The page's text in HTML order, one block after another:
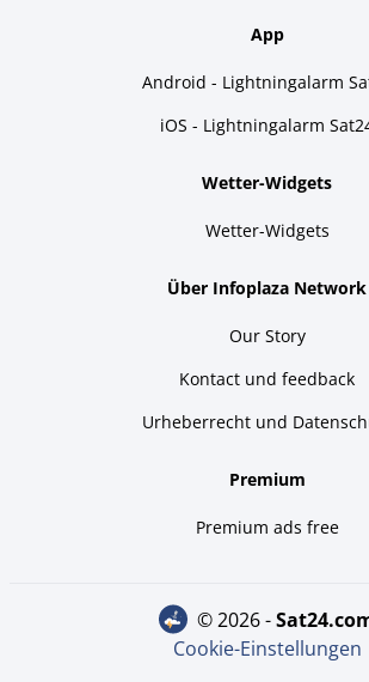
App
Android - Lightningalarm
iOS - Lightningalarm
Wetter-Widgets
Wetter-Widgets
Über Infoplaza Network
Our Story
Kontact und feedback
Urheberrecht und
Premium
Premium ads free
© 2026 -
Cookie-Einstellungen